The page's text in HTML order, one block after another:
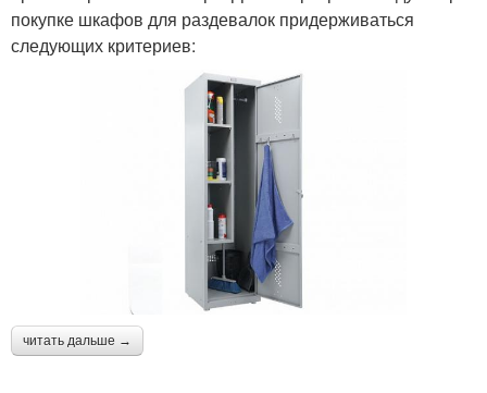
покупке шкафов для раздевалок придерживаться
следующих критериев:
читать дальше →